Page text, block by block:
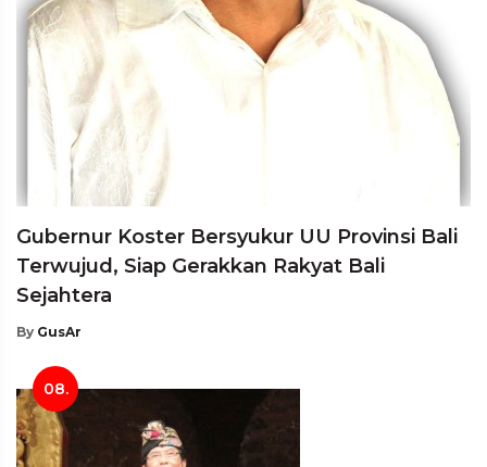
Gubernur Koster Bersyukur UU Provinsi Bali
Terwujud, Siap Gerakkan Rakyat Bali
Sejahtera
By GusAr
08.